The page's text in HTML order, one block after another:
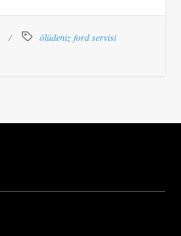
ölüdeniz ford servisi